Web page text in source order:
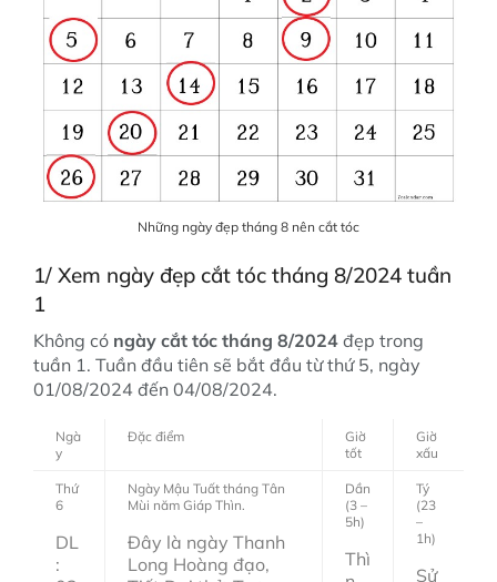
Những ngày đẹp tháng 8 nên cắt tóc
1/ Xem ngày đẹp cắt tóc tháng 8/2024 tuần
1
Không có ngày cắt tóc tháng 8/2024 đẹp trong
tuần 1. Tuần đầu tiên sẽ bắt đầu từ thứ 5, ngày
01/08/2024 đến 04/08/2024.
Ngà
y
Đặc điểm
Giờ
tốt
Giờ
xấu
Thứ
6
DL
:
Ngày Mậu Tuất tháng Tân
Mùi năm Giáp Thìn.
Đây là ngày Thanh
Long Hoàng đạo,
Dần
(3 –
5h)
Thì
Tý
(23
–
1h)
Sử